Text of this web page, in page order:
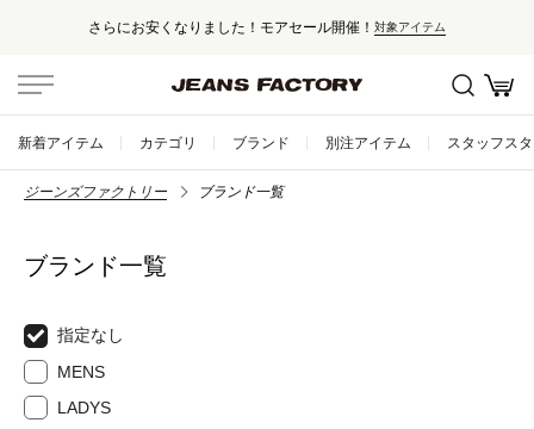
した！モアセール開催！対象アイテム
新着アイテム カテゴリ ブランド 別注アイテム スタッフス
ジーンズファクトリー ブランド一覧
ブランド一覧
指定なし
MENS
LADYS